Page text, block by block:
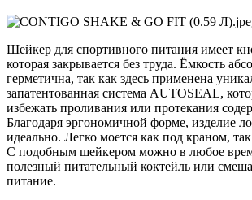
Шейкер для спортивного питания имеет
которая закрывается без труда. Ёмкость
герметична, так как здесь применена
запатентованная система AUTOSEAL,
избежать проливания или протекания
Благодаря эргономичной форме, изделие
идеально. Легко моется как под краном,
С подобным шейкером можно в любое
полезный питательный коктейль или
питание.